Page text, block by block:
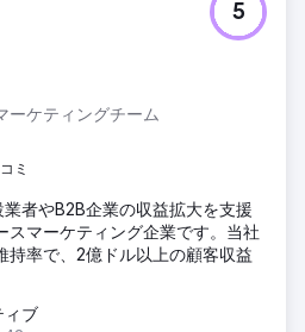
ントは、積極的な売上成長を目標
に増加させることを目指していま
ージョンの可能性が高いターゲ
るために、意図の高いロングテー
、コンバージョンにつながらない
づいて、説得力のある広告コピー
の向上: 広告コピーとキーワード
ーケティングチーム
ミ
5
者やB2B企業の収益拡大を支援
スマーケティング企業です。当社
持率で、2億ドル以上の顧客収益
ィブ